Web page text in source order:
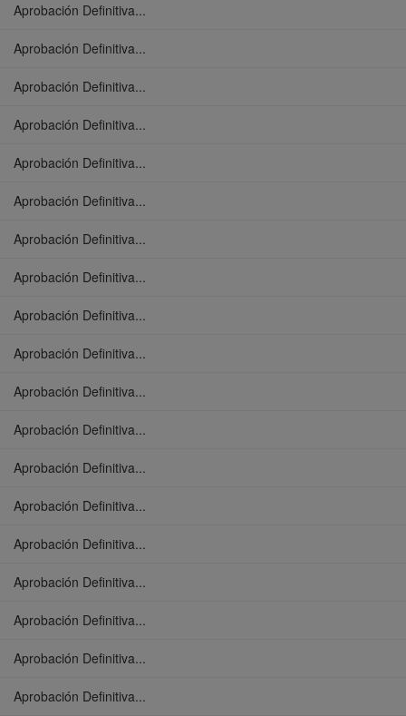
Aprobación Definitiva...
Aprobación Definitiva...
Aprobación Definitiva...
Aprobación Definitiva...
Aprobación Definitiva...
Aprobación Definitiva...
Aprobación Definitiva...
Aprobación Definitiva...
Aprobación Definitiva...
Aprobación Definitiva...
Aprobación Definitiva...
Aprobación Definitiva...
Aprobación Definitiva...
Aprobación Definitiva...
Aprobación Definitiva...
Aprobación Definitiva...
Aprobación Definitiva...
Aprobación Definitiva...
Aprobación Definitiva...